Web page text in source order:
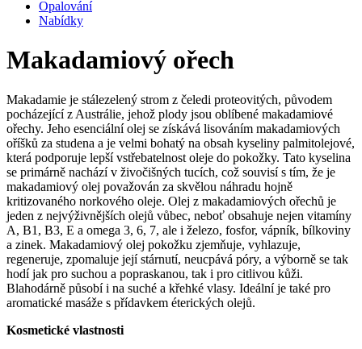
Opalování
Nabídky
Makadamiový ořech
Makadamie je stálezelený strom z čeledi proteovitých, původem
pocházející z Austrálie, jehož plody jsou oblíbené makadamiové
ořechy. Jeho esenciální olej se získává lisováním makadamiových
oříšků za studena a je velmi bohatý na obsah kyseliny palmitolejové,
která podporuje lepší vstřebatelnost oleje do pokožky. Tato kyselina
se primárně nachází v živočišných tucích, což souvisí s tím, že je
makadamiový olej považován za skvělou náhradu hojně
kritizovaného norkového oleje. Olej z makadamiových ořechů je
jeden z nejvýživnějších olejů vůbec, neboť obsahuje nejen vitamíny
A, B1, B3, E a omega 3, 6, 7, ale i železo, fosfor, vápník, bílkoviny
a zinek. Makadamiový olej pokožku zjemňuje, vyhlazuje,
regeneruje, zpomaluje její stárnutí, neucpává póry, a výborně se tak
hodí jak pro suchou a popraskanou, tak i pro citlivou kůži.
Blahodárně působí i na suché a křehké vlasy. Ideální je také pro
aromatické masáže s přídavkem éterických olejů.
Kosmetické vlastnosti